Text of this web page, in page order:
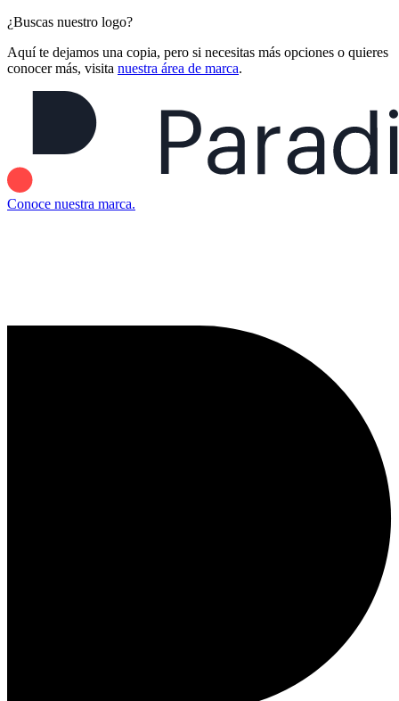
¿Buscas nuestro logo?
Aquí te dejamos una copia, pero si necesitas más opciones o quieres
conocer más, visita nuestra área de marca.
Conoce nuestra marca.